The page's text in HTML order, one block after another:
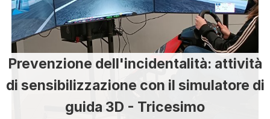
Prevenzione dell'incidentalità: attività
di sensibilizzazione con il simulatore di
guida 3D - Tricesimo